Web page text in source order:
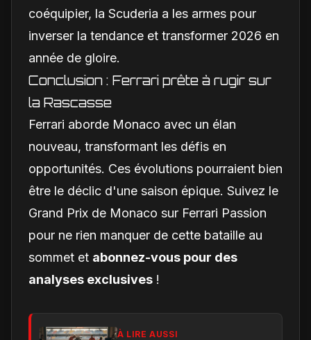
coéquipier, la Scuderia a les armes pour
inverser la tendance et transformer 2026 en
année de gloire.
Conclusion : Ferrari prête à rugir sur
la Rascasse
Ferrari aborde Monaco avec un élan
nouveau, transformant les défis en
opportunités. Ces évolutions pourraient bien
être le déclic d'une saison épique. Suivez le
Grand Prix de Monaco sur Ferrari Passion
pour ne rien manquer de cette bataille au
sommet et abonnez-vous pour des
analyses exclusives !
À LIRE AUSSI